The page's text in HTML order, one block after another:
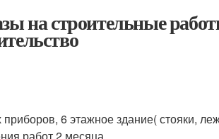
на строительные
6 этажное здание( стояки,